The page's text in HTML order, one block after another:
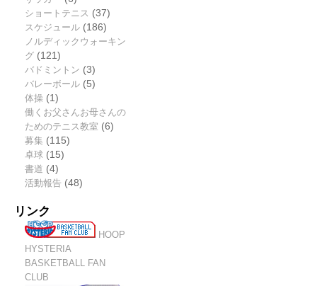
ショートテニス (37)
スケジュール(186)
ノルディックウォーキン
グ(121)
バドミントン (3)
バレーボール(5)
体操(1)
働くお父さんお母さんの
ためのテニス教室 (6)
募集 (115)
卓球 (15)
書道 (4)
活動報告(48)
リンク
HOOP
HYSTERIA
BASKETBALL FAN
CLUB